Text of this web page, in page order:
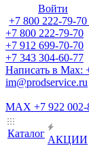
Войти
+7 800 222-79-
+7 800 222-79-70
+7 912 699-70-70
+7 343 304-60-77
Написать в Max:
im@prodservice.ru
MAX +7 922 002-
Каталог
АКЦИИ